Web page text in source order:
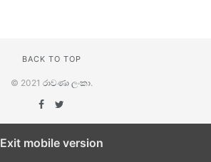
BACK TO TOP
© 2021 රාවණා ලංකා.
Exit mobile version